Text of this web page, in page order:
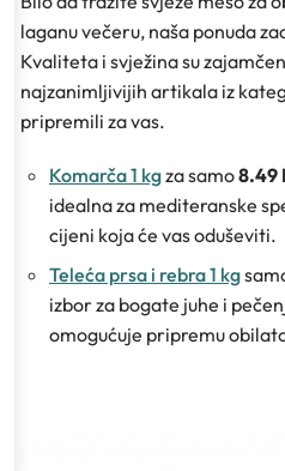
laganu večeru, naša ponuda
Kvaliteta i svježina su
najzanimljivijih artikala iz
pripremili za vas.
Komarča 1 kgza samo8.49
idealna za mediteranske
cijeni koja će vas oduševiti.
Teleća prsa i rebra 1 kg
izbor za bogate juhe i
omogućuje pripremu